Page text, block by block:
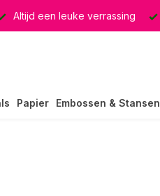
Altijd een leuke verrassing
Papier Embossen & Stansen